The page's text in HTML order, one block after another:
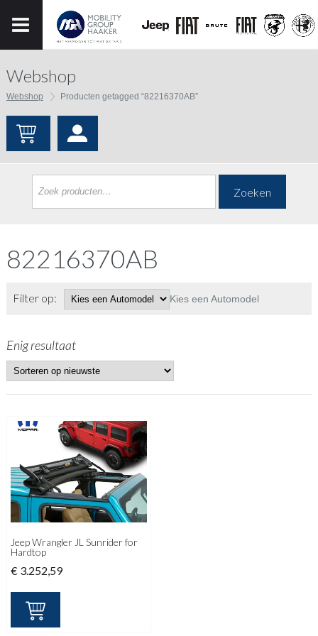
Webshop
Webshop Producten getagged “82216370AB”
Zoeken
82216370AB
Filter op: Kies een Automodel
Enig resultaat
Jeep Wrangler JL Sunrider for
Hardtop
€ 3.252,59